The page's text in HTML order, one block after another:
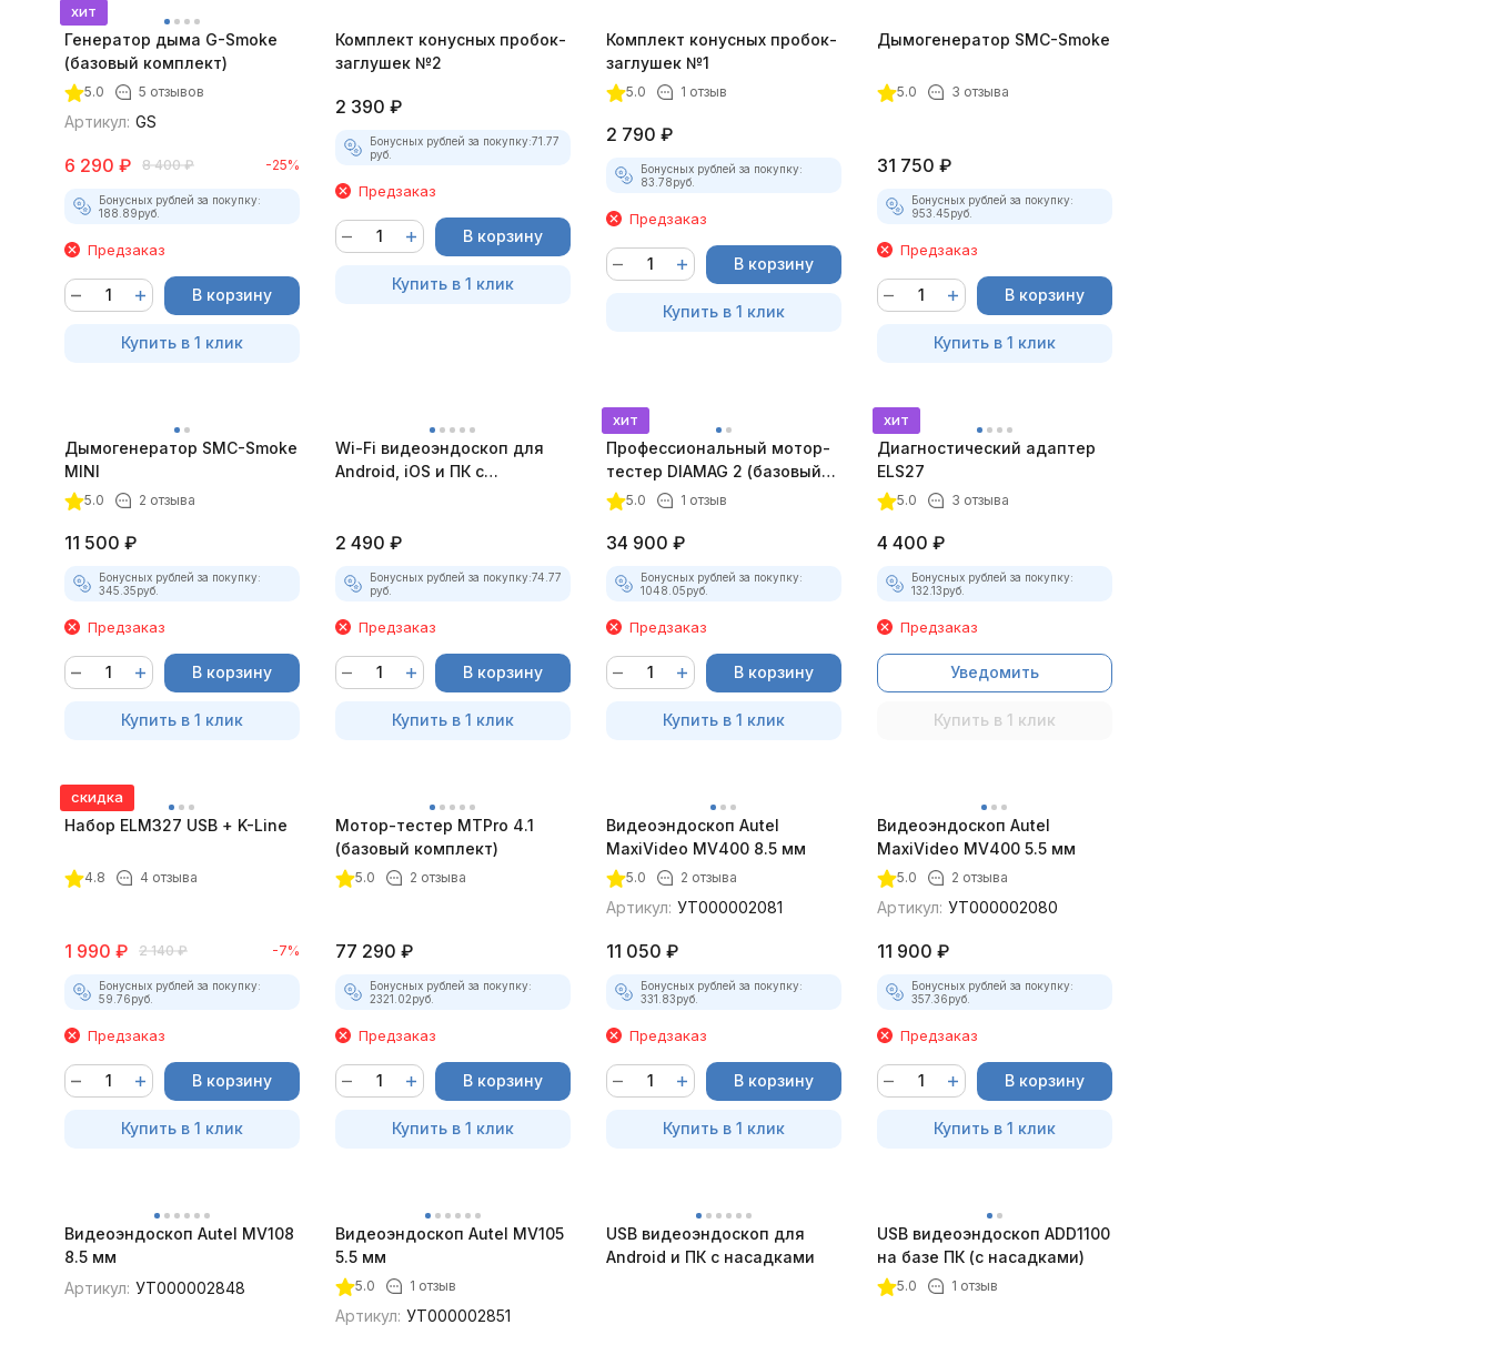
хит
Генератор дыма G-Smoke
(базовый комплект)
5.0 5 отзывов
Артикул: GS
6 290 ₽ 8 400 ₽ -25%
Бонусных рублей за покупку:
188.89руб.
Предзаказ
В корзину
Купить в 1 клик
Комплект конусных пробок-
заглушек №2
2 390 ₽
Бонусных рублей за покупку:71.77
руб.
Предзаказ
В корзину
Купить в 1 клик
Комплект конусных пробок-
заглушек №1
5.0 1 отзыв
2 790 ₽
Бонусных рублей за покупку:
83.78руб.
Предзаказ
В корзину
Купить в 1 клик
Дымогенератор SMC-Smoke
5.0 3 отзыва
31 750 ₽
Бонусных рублей за покупку:
953.45руб.
Предзаказ
В корзину
Купить в 1 клик
Дымогенератор SMC-Smoke
MINI
5.0 2 отзыва
11 500 ₽
Бонусных рублей за покупку:
345.35руб.
Предзаказ
В корзину
Купить в 1 клик
Wi-Fi видеоэндоскоп для
Android, iOS и ПК с
2 490 ₽
Бонусных рублей за покупку:74.77
руб.
Предзаказ
В корзину
Купить в 1 клик
хит
Профессиональный мотор-
тестер DIAMAG 2 (базовый
комплект)
5.0 1 отзыв
34 900 ₽
Бонусных рублей за покупку:
1048.05руб.
Предзаказ
В корзину
Купить в 1 клик
хит
Диагностический адаптер
ELS27
5.0 3 отзыва
4 400 ₽
Бонусных рублей за покупку:
132.13руб.
Предзаказ
Уведомить
Купить в 1 клик
скидка
Набор ELM327 USB + K-Line
4.8 4 отзыва
1 990 ₽ 2 140 ₽ -7%
Бонусных рублей за покупку:
59.76руб.
Предзаказ
В корзину
Купить в 1 клик
Мотор-тестер MTPro 4.1
(базовый комплект)
5.0 2 отзыва
77 290 ₽
Бонусных рублей за покупку:
2321.02руб.
Предзаказ
В корзину
Купить в 1 клик
Видеоэндоскоп Autel
MaxiVideo MV400 8.5 мм
5.0 2 отзыва
Артикул: УТ000002081
11 050 ₽
Бонусных рублей за покупку:
331.83руб.
Предзаказ
В корзину
Купить в 1 клик
Видеоэндоскоп Autel
MaxiVideo MV400 5.5 мм
5.0 2 отзыва
Артикул: УТ000002080
11 900 ₽
Бонусных рублей за покупку:
357.36руб.
Предзаказ
В корзину
Купить в 1 клик
Видеоэндоскоп Autel MV108
8.5 мм
Артикул: УТ000002848
Видеоэндоскоп Autel MV105
5.5 мм
5.0 1 отзыв
Артикул: УТ000002851
USB видеоэндоскоп для
Android и ПК с насадками
USB видеоэндоскоп ADD1100
на базе ПК (с насадками)
5.0 1 отзыв